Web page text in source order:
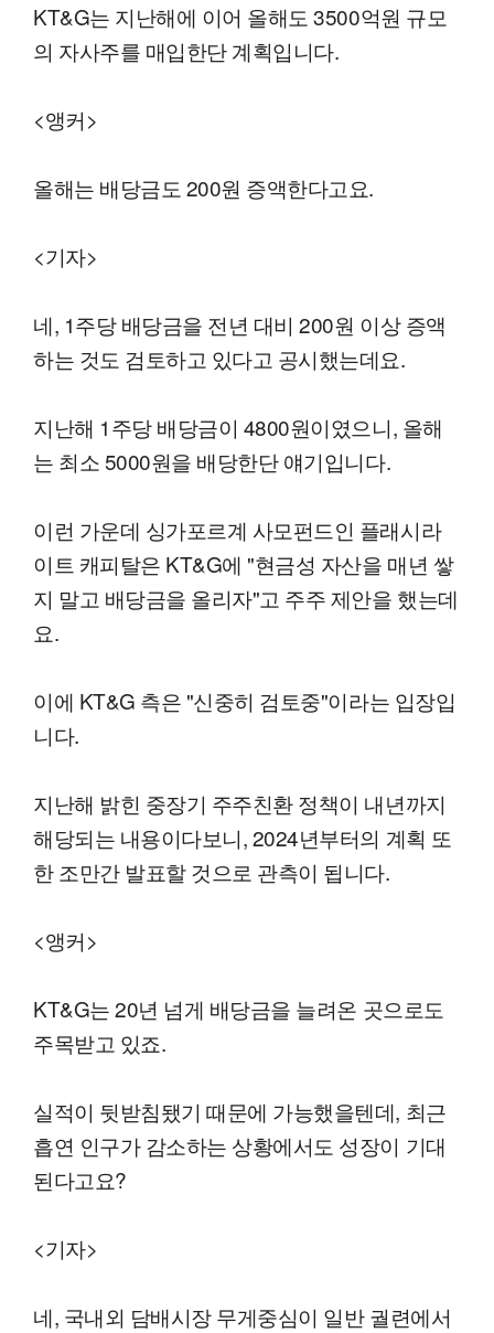
KT&G는 지난해에 이어 올해도 3500억원 규모
의 자사주를 매입한단 계획입니다.
<앵커>
올해는 배당금도 200원 증액한다고요.
<기자>
네, 1주당 배당금을 전년 대비 200원 이상 증액
하는 것도 검토하고 있다고 공시했는데요.
지난해 1주당 배당금이 4800원이였으니, 올해
는 최소 5000원을 배당한단 얘기입니다.
이런 가운데 싱가포르계 사모펀드인 플래시라
이트 캐피탈은 KT&G에 "현금성 자산을 매년 쌓
지 말고 배당금을 올리자"고 주주 제안을 했는데
요.
이에 KT&G 측은 "신중히 검토중"이라는 입장입
니다.
지난해 밝힌 중장기 주주친환 정책이 내년까지
해당되는 내용이다보니, 2024년부터의 계획 또
한 조만간 발표할 것으로 관측이 됩니다.
<앵커>
KT&G는 20년 넘게 배당금을 늘려온 곳으로도
주목받고 있죠.
실적이 뒷받침됐기 때문에 가능했을텐데, 최근
흡연 인구가 감소하는 상황에서도 성장이 기대
된다고요?
<기자>
네, 국내외 담배시장 무게중심이 일반 궐련에서